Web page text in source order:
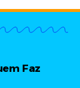
Faz